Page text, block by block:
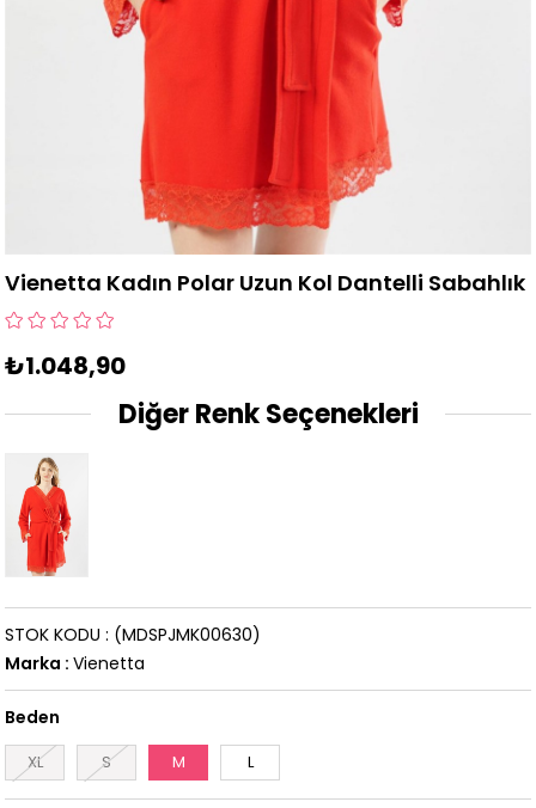
Vienetta Kadın Polar Uzun Kol Dantelli Sabahlık
₺1.048,90
Diğer Renk Seçenekleri
(MDSPJMK00630)
STOK KODU
Marka : Vienetta
Beden
XL S M L